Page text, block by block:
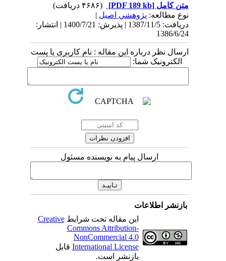
متن کامل[PDF 189 kb]
نوع مطالعه:پژوهشي اصیل|
دریافت: 1387/11/5 | پذیرش: 1400/7/21 | انتشار:
1386/6/24
ارسال نظر درباره این مقاله : نام کاربری یا پست
الکترونیک شما:
ارسال پیام به نویسنده مسئول
بازنشر اطلاعات
این مقاله تحت شرایطCreative
Commons Attribution-
NonCommercial 4.0
International Licenseقابل
بازنشر است.